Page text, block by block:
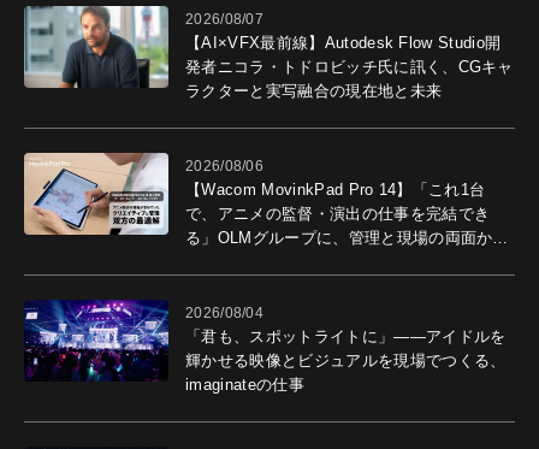
2026/08/07
【AI×VFX最前線】Autodesk Flow Studio開
発者ニコラ・トドロビッチ氏に訊く、CGキャ
ラクターと実写融合の現在地と未来
2026/08/06
【Wacom MovinkPad Pro 14】「これ1台
で、アニメの監督・演出の仕事を完結でき
る」OLMグループに、管理と現場の両面から
2026/08/04
「君も、スポットライトに」――アイドルを
輝かせる映像とビジュアルを現場でつくる、
imaginateの仕事